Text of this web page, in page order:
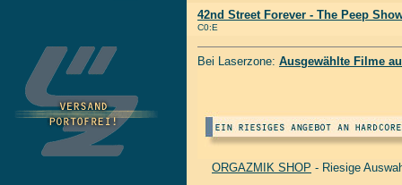
42nd Street Forever - The Peep
C0:E
Bei Laserzone: Ausgewählte Filme
ORGAZMIK SHOP - Riesige